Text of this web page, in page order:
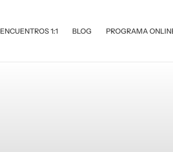
ENCUENTROS 1:1 BLOG PROGRAMA